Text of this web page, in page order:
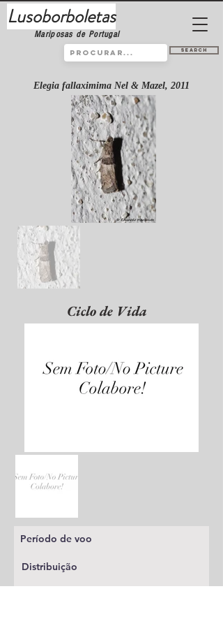
Lusoborboletas
Mariposas de Portugal
Search
Elegia fallaximima Nel & Mazel, 2011
Ciclo de Vida
Período de voo
Distribuição